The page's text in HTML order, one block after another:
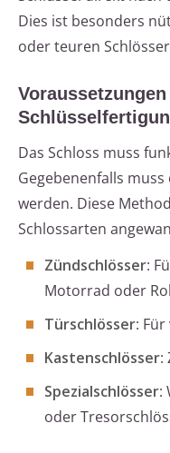
Dies ist besonders
oder teuren
Das Schloss muss
Gegebenenfalls
werden. Diese
Schlossarten
Zündschlösser:
Motorrad oder
Türschlösser:
Kastenschlösser:
Spezialschlösser:
oder